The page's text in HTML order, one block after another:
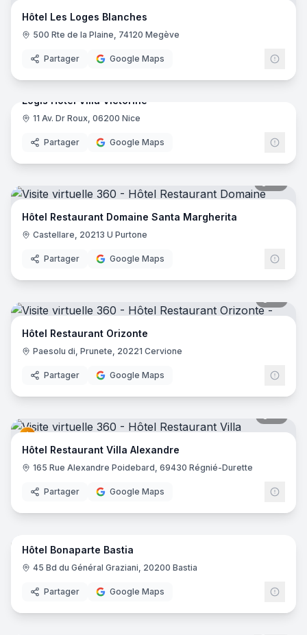
Hôtel Les Loges Blanches
500 Rte de la Plaine, 74120 Megève
Partager Google Maps
17
Logis Hôtel Villa Victorine
11 Av. Dr Roux, 06200 Nice
Partager Google Maps
Hôtel Restaurant Domaine Santa Margherita
Castellare, 20213 U Purtone
Partager Google Maps
Hôtel Restaurant Orizonte
Paesolu di, Prunete, 20221 Cervione
Partager Google Maps
Hôtel Restaurant Villa Alexandre
165 Rue Alexandre Poidebard, 69430 Régnié-Durette
Partager Google Maps
21
Hôtel Bonaparte Bastia
45 Bd du Général Graziani, 20200 Bastia
Partager Google Maps